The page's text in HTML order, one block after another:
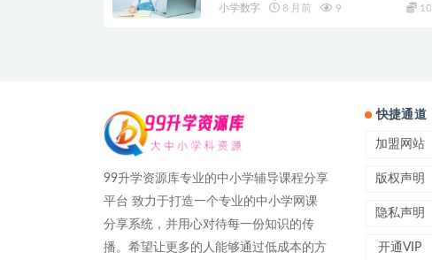
小学数字 8 月前 9 10
99升学资源库专业的中小学辅导课程分享
平台 致力于打造一个专业的中小学网课
分享系统，并用心对待每一份知识的传
播。希望让更多的人能够通过低成本的方
快捷通道
加盟网站
版权声明
隐私声明
开通VIP